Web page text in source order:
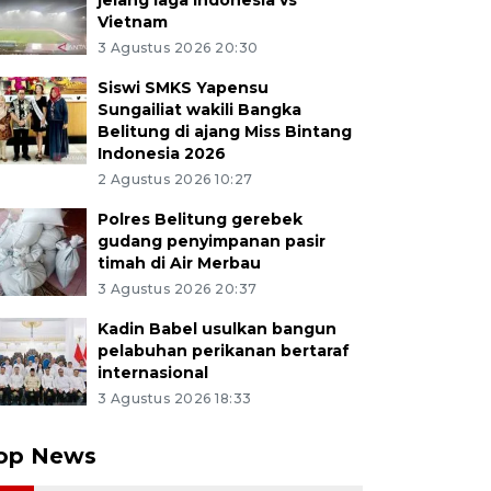
Vietnam
3 Agustus 2026 20:30
Siswi SMKS Yapensu
Sungailiat wakili Bangka
Belitung di ajang Miss Bintang
Indonesia 2026
2 Agustus 2026 10:27
Polres Belitung gerebek
gudang penyimpanan pasir
timah di Air Merbau
3 Agustus 2026 20:37
Kadin Babel usulkan bangun
pelabuhan perikanan bertaraf
internasional
3 Agustus 2026 18:33
News